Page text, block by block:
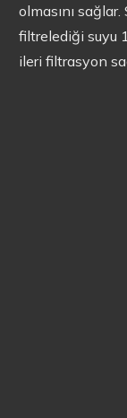
olmasını
filtrelediği suyu
ileri filtrasyon